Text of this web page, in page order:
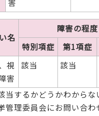
害
名
障害の程度
特別項症
第1項症
視
害
該当 該当
当するかどうかわからな
管理委員会にお問い合わ